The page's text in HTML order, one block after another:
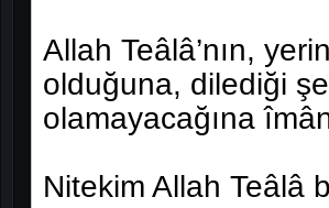
Allah Teâlâ’nın,
olduğuna, dilediği
olamayacağına
Nitekim Allah Teâlâ